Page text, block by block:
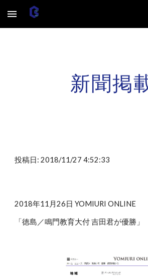
Skip to main content
新聞掲
投稿日: 2018/11/27 4:52:33
2018年11月26日 YOMIURI ONLINE
「徳島／鳴門教育大付 吉田君が優勝」